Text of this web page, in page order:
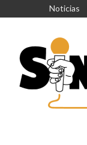
Noticias